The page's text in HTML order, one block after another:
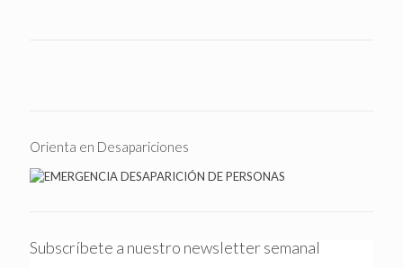
Orienta en Desapariciones
Subscríbete a nuestro newsletter semanal